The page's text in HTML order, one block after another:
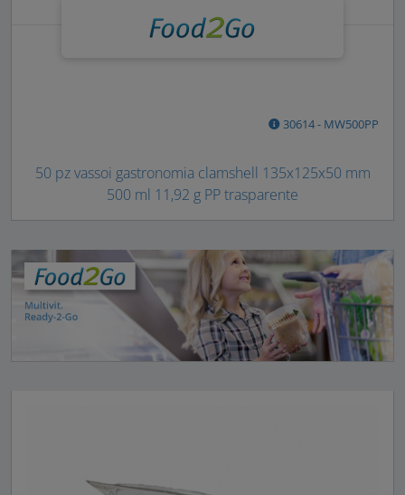
30614 - MW500PP
50 pz vassoi gastronomia clamshell 135x125x50 mm
500 ml 11,92 g PP trasparente